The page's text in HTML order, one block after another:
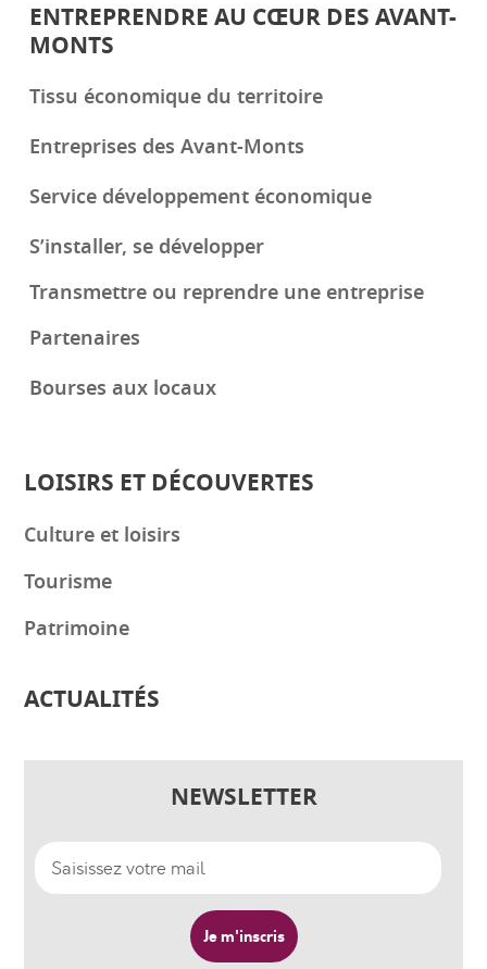
ENTREPRENDRE AU CŒUR DES AVANT-
MONTS
Tissu économique du territoire
Entreprises des Avant-Monts
Service développement économique
S’installer, se développer
Transmettre ou reprendre une entreprise
Partenaires
Bourses aux locaux
LOISIRS ET DÉCOUVERTES
Culture et loisirs
Tourisme
Patrimoine
ACTUALITÉS
NEWSLETTER